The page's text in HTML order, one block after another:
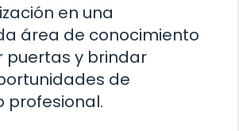
en una
área de conocimiento
puertas y brindar
de
profesional.